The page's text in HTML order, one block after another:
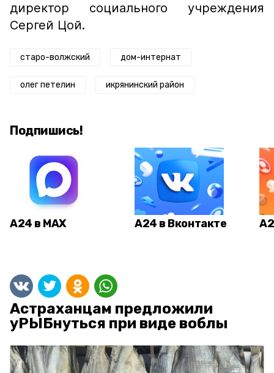
директор социального учреждения
Сергей Цой.
старо-волжский дом-интернат
олег петелин икрянинский район
Подпишись!
А24 в MAX А24 в Вконтакте
Астраханцам предложили
уРЫБнуться при виде воблы